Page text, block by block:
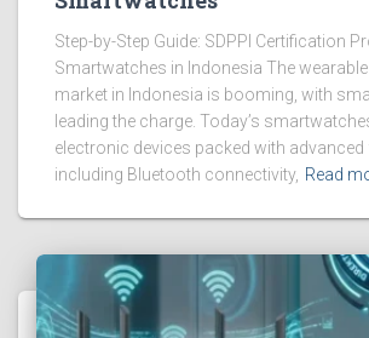
Step-by-Step Guide: SDPPI Certification
Smartwatches in Indonesia The
market in Indonesia is booming, with
leading the charge. Today’s
electronic devices packed with advanced
including Bluetooth connectivity, Read